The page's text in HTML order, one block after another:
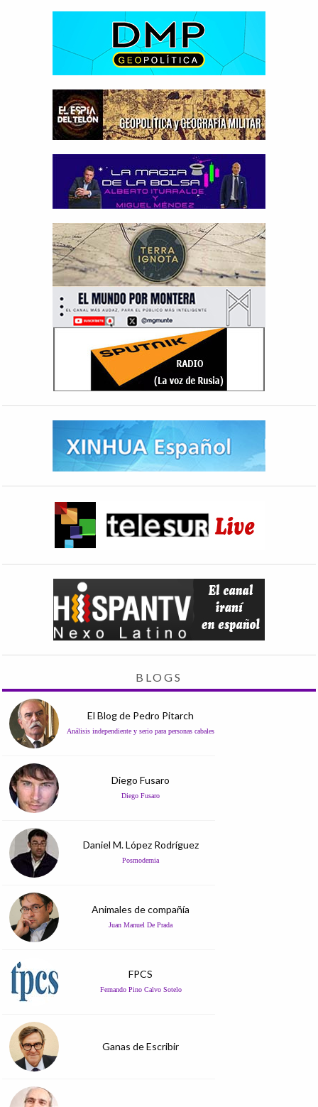
BLOGS
El Blog de Pedro Pitarch
Análisis independiente y serio para personas cabales
Diego Fusaro
Diego Fusaro
Daniel M. López Rodríguez
Posmodernia
Animales de compañía
Juan Manuel De Prada
FPCS
Fernando Pino Calvo Sotelo
Ganas de Escribir